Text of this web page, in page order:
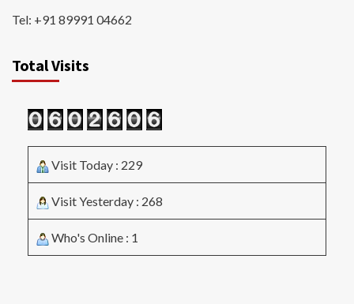
Tel: +91 89991 04662
Total Visits
Visit Today : 229
Visit Yesterday : 268
Who's Online : 1